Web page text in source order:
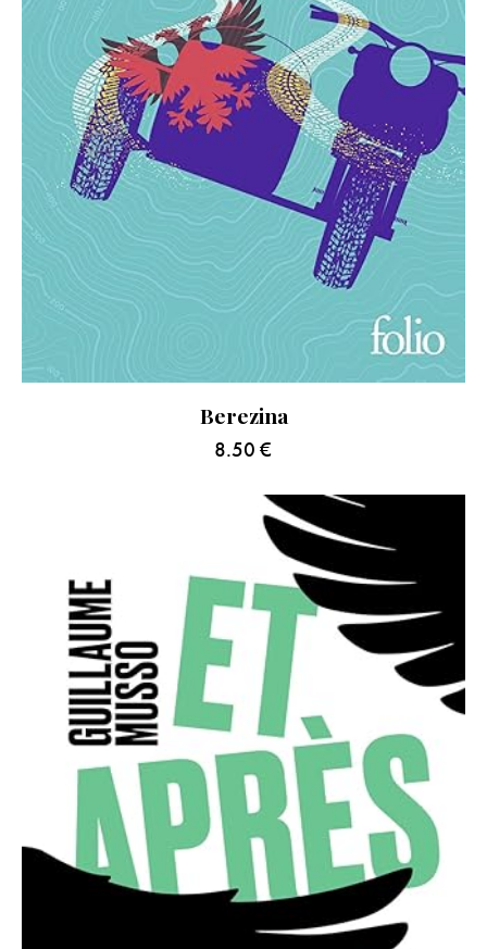
Berezina
8.50 €